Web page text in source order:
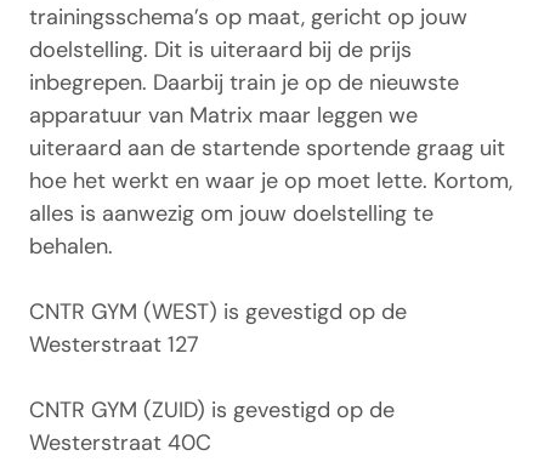
trainingsschema’s op maat, gericht op jouw
doelstelling. Dit is uiteraard bij de prijs
inbegrepen. Daarbij train je op de nieuwste
apparatuur van Matrix maar leggen we
uiteraard aan de startende sportende graag uit
hoe het werkt en waar je op moet lette. Kortom,
alles is aanwezig om jouw doelstelling te
behalen.
CNTR GYM (WEST) is gevestigd op de
Westerstraat 127
CNTR GYM (ZUID) is gevestigd op de
Westerstraat 40C